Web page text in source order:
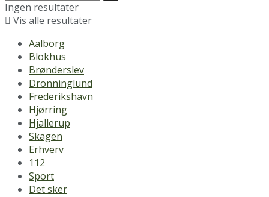
Ingen resultater
Vis alle resultater
Aalborg
Blokhus
Brønderslev
Dronninglund
Frederikshavn
Hjørring
Hjallerup
Skagen
Erhverv
112
Sport
Det sker